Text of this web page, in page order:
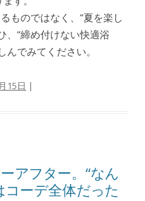
ものではなく、“夏を楽し
、“締め付けない快適浴
でみてください。
15日 |
アフター。“なん
コーデ全体だった